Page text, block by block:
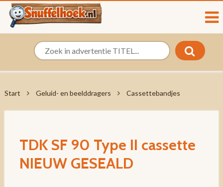
Start Geluid- en beelddragers Cassettebandjes
TDK SF 90 Type II cassette
NIEUW GESEALD